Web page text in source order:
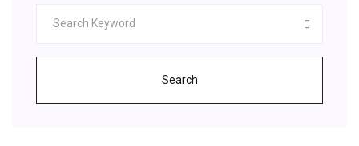
Search